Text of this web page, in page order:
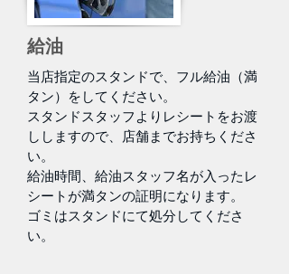
給油
当店指定のスタンドで、フル給油（満
タン）をしてください。
スタンドスタッフよりレシートをお渡
ししますので、店舗までお持ちくださ
い。
給油時間、給油スタッフ名が入ったレ
シートが満タンの証明になります。
ゴミはスタンドにて処分してくださ
い。